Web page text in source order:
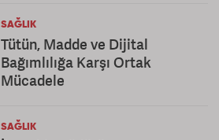
SAĞLIK
Tütün, Madde ve Dijital
Bağımlılığa Karşı Ortak
Mücadele
SAĞLIK